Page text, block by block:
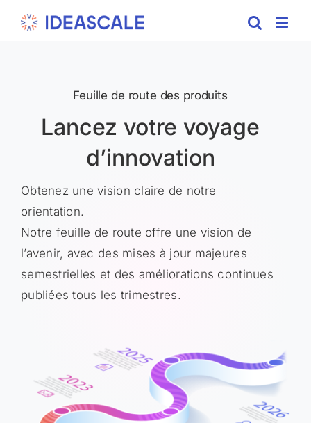
Feuille de route des produits
Lancez votre voyage
d’innovation
Obtenez une vision claire de notre
orientation.
Notre feuille de route offre une vision de
l’avenir, avec des mises à jour majeures
semestrielles et des améliorations continues
publiées tous les trimestres.